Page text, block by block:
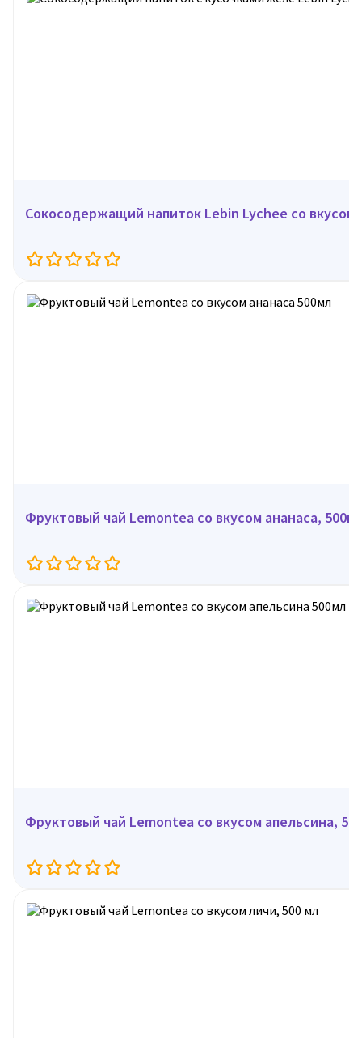
Сокосодержащий напиток Lebin Lychee со вкусом
Фруктовый чай Lemontea со вкусом ананасa,
Фруктовый чай Lemontea со вкусом апельсина,